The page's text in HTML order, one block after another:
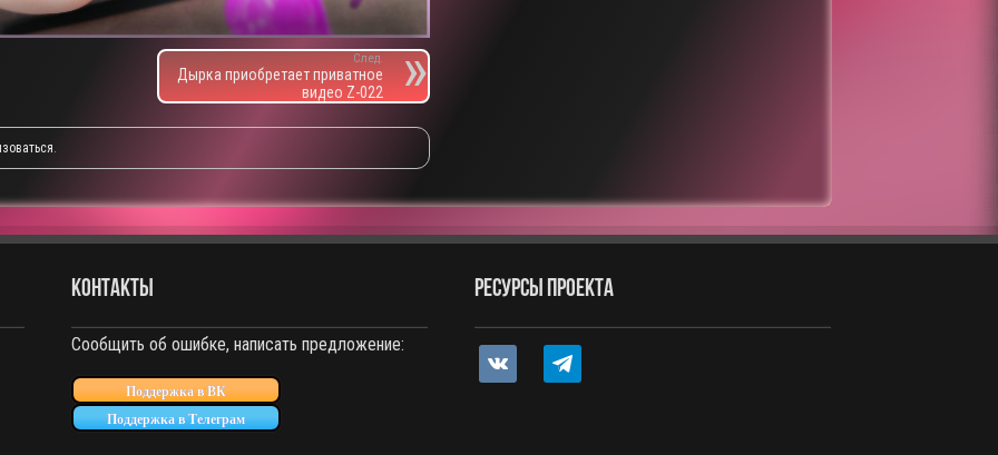
След.
Дырка приобретает приватное
видео Z-022
.
КОНТАКТЫ
Сообщить об ошибке, написать предложение:
Поддержка в ВК
Поддержка в Телеграм
РЕСУРСЫ ПРОЕКТА
vkontakte telegram